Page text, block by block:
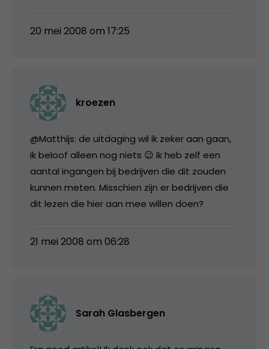
20 mei 2008 om 17:25
kroezen
@Matthijs: de uitdaging wil ik zeker aan gaan,
ik beloof alleen nog niets 😉 Ik heb zelf een
aantal ingangen bij bedrijven die dit zouden
kunnen meten. Misschien zijn er bedrijven die
dit lezen die hier aan mee willen doen?
21 mei 2008 om 06:28
Sarah Glasbergen